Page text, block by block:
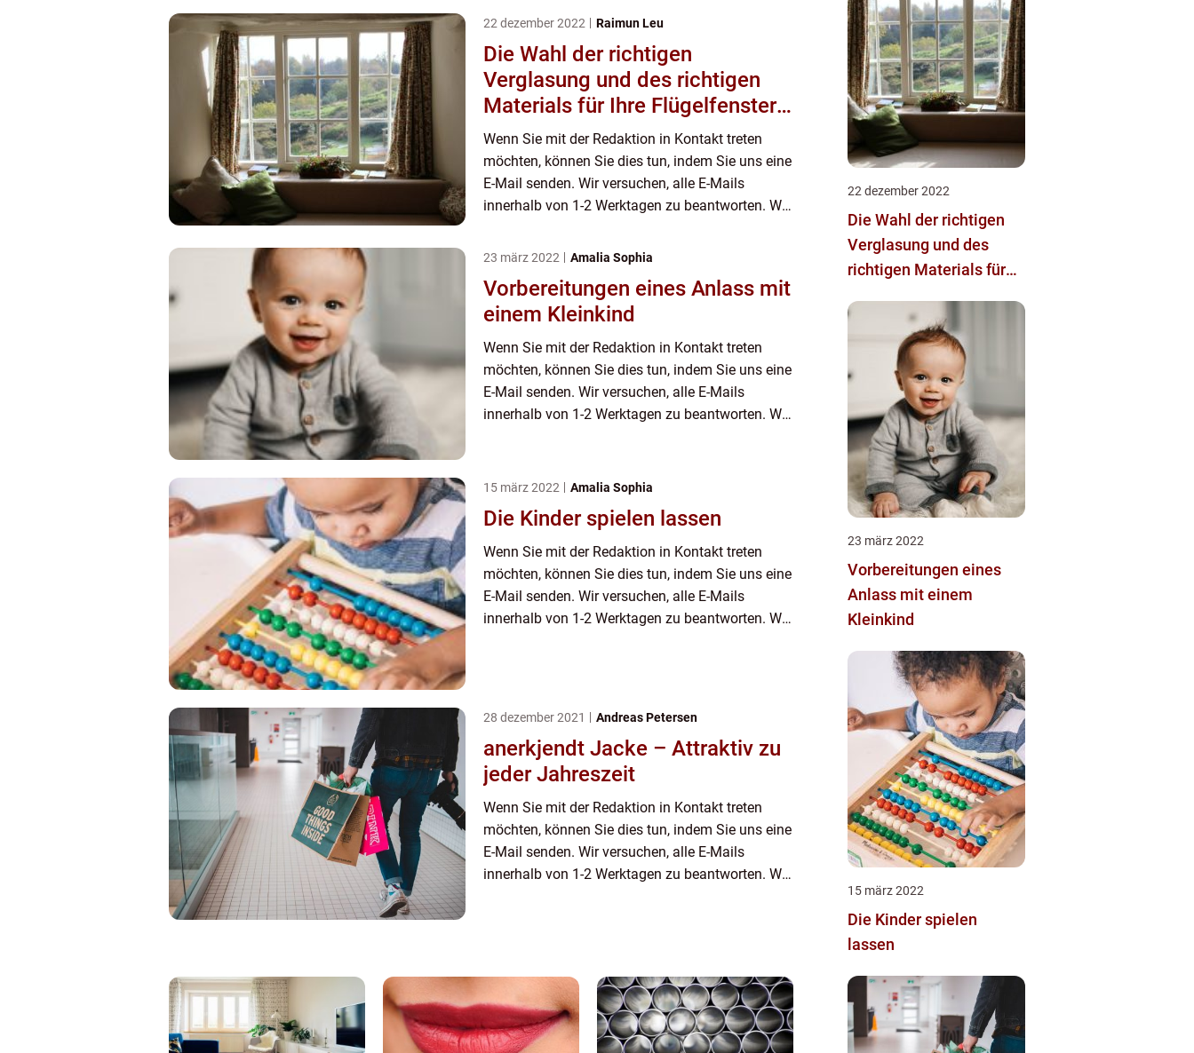
22 dezember 2022 Raimun Leu
Die Wahl der richtigen
Verglasung und des richtigen
Materials für Ihre Flügelfenster:
Ein Leitfaden
Wenn Sie mit der Redaktion in Kontakt treten
möchten, können Sie dies tun, indem Sie uns eine
E-Mail senden. Wir versuchen, alle E-Mails
innerhalb von 1-2 Werktagen zu beantworten. Wir
Kommentare auf unse...
23 märz 2022 Amalia Sophia
Vorbereitungen eines Anlass mit
einem Kleinkind
Wenn Sie mit der Redaktion in Kontakt treten
möchten, können Sie dies tun, indem Sie uns eine
E-Mail senden. Wir versuchen, alle E-Mails
innerhalb von 1-2 Werktagen zu beantworten. Wir
15 märz 2022 Amalia Sophia
Die Kinder spielen lassen
Wenn Sie mit der Redaktion in Kontakt treten
möchten, können Sie dies tun, indem Sie uns eine
E-Mail senden. Wir versuchen, alle E-Mails
innerhalb von 1-2 Werktagen zu beantworten. Wir
28 dezember 2021 Andreas Petersen
anerkjendt Jacke – Attraktiv zu
jeder Jahreszeit
Wenn Sie mit der Redaktion in Kontakt treten
möchten, können Sie dies tun, indem Sie uns eine
E-Mail senden. Wir versuchen, alle E-Mails
innerhalb von 1-2 Werktagen zu beantworten. Wir
22 dezember 2022
Die Wahl der richtigen
Verglasung und des
richtigen Materials für
Leitfaden
23 märz 2022
Vorbereitungen eines
Anlass mit einem
Kleinkind
15 märz 2022
Die Kinder spielen
lassen